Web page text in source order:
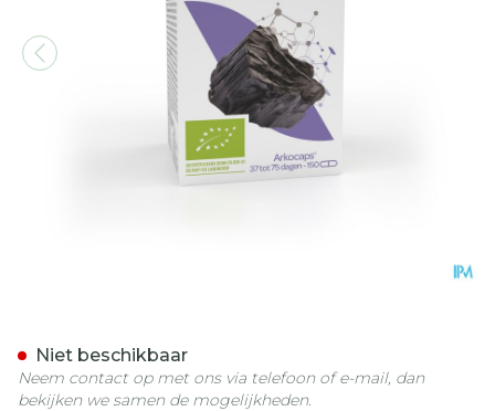
Niet beschikbaar
Neem contact op met ons via telefoon of e-mail, dan
bekijken we samen de mogelijkheden.